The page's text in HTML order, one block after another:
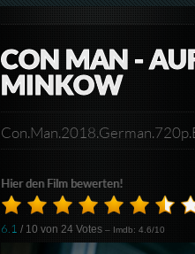
CON MAN -
MINKOW
Hier den Film bewerten!
6.1 / 10 von24 Votes – Imdb: 4.6/10